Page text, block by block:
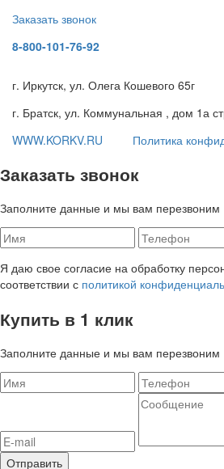
Заказать звонок
8-800-101-76-92
г. Иркутск, ул. Олега Кошевого 65г
г. Братск, ул. Коммунальная , дом 1а
WWW.KORKV.RU
Политика
Заказать звонок
Заполните данные и мы вам перезвоним
Я даю свое согласие на обработку
соответствии с политикой
Купить в 1 клик
Заполните данные и мы вам перезвоним